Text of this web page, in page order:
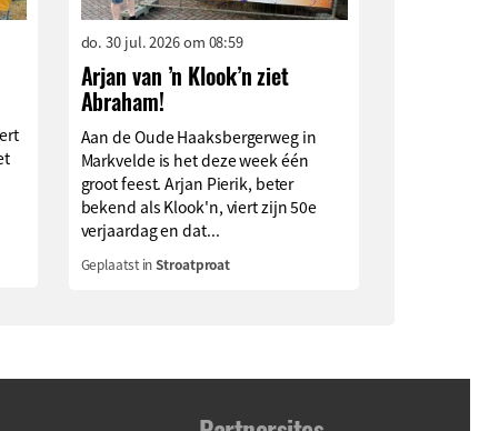
do. 30 jul. 2026 om 08:59
Arjan van ’n Klook’n ziet
Abraham!
Aan de Oude Haaksbergerweg in
Markvelde is het deze week één
groot feest. Arjan Pierik, beter
bekend als Klook'n, viert zijn 50e
verjaardag en dat...
Geplaatst inStroatproat